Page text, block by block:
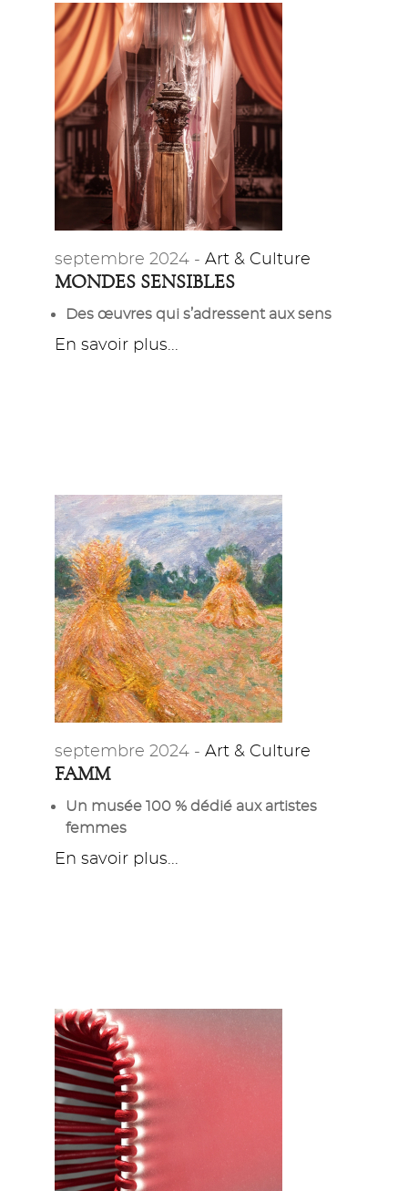
septembre 2024 - Art & Culture
MONDES SENSIBLES
Des œuvres qui s’adressent aux sens
En savoir plus...
septembre 2024 - Art & Culture
FAMM
Un musée 100 % dédié aux artistes
femmes
En savoir plus...